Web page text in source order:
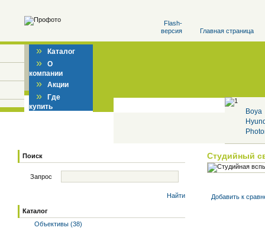
Flash-
версия
Главная страница
» Каталог
» О
компании
» Акции
» Где
купить
Boya
Поиск
Запрос
Найти
Каталог
Объективы (38)
Студийный
Добавить к